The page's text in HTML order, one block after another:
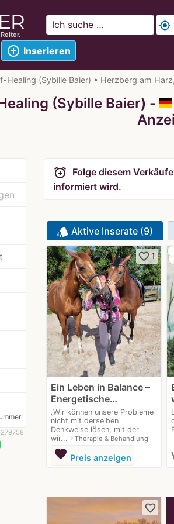
add_circle_outline Inserieren
my_location
Healing (Sybille Baier) • Herzberg am
(Sybille Baier) -
279758
alarm_add Folge diesem
informiert wird.
style Aktive Inserate (9)
favorite_border1
Ein Leben in Balance –
Energetische…
„Wir können unsere Probleme
nicht mit derselben
Denkweise lösen, mit der
wir... navigate_nextTherapie & Behandlung
favorite Preis anzeigen
favorite_border